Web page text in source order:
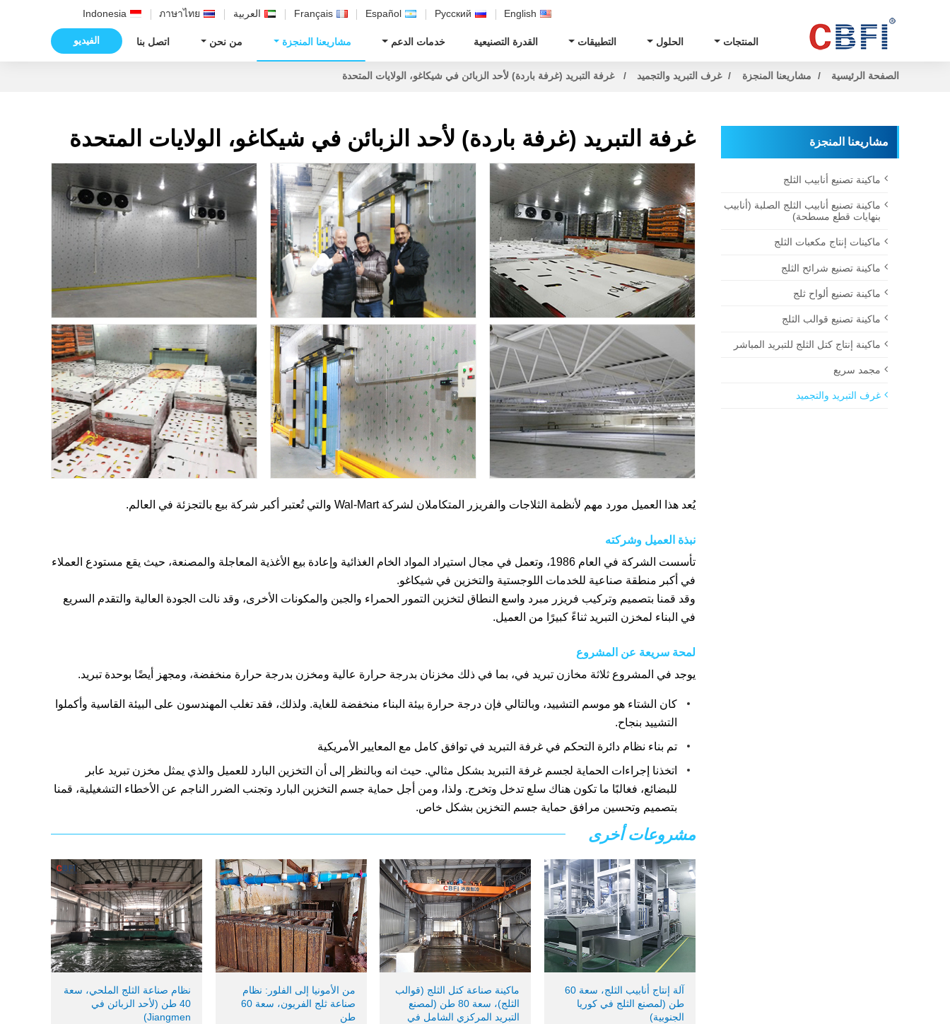
English
Русский
Español
Français العربية ภาษาไทย
Indonesia
المنتجات الحلول التطبيقات القدرة التصنيعية خدمات الدعم مشاريعنا المنجزة من نحن اتصل بنا الفيديو
الصفحة الرئيسية مشاريعنا المنجزة غرف التبريد والتجميد غرفة التبريد (غرفة باردة) لأحد الزبائن في شيكاغو، الولايات المتحدة
غرفة التبريد (غرفة باردة) لأحد الزبائن في شيكاغو، الولايات المتحدة
يُعد هذا العميل مورد مهم لأنظمة الثلاجات والفريزر المتكاملان لشركة Wal-Mart والتي تُعتبر أكبر شركة بيع بالتجزئة في العالم.
نبذة العميل وشركته
تأسست الشركة في العام 1986، وتعمل في مجال استيراد المواد الخام الغذائية وإعادة بيع الأغذية المعاجلة والمصنعة، حيث يقع مستودع العملاء
في أكبر منطقة صناعية للخدمات اللوجستية والتخزين في شيكاغو.
وقد قمنا بتصميم وتركيب فريزر مبرد واسع النطاق لتخزين التمور الحمراء والجبن والمكونات الأخرى، وقد نالت الجودة العالية والتقدم السريع
في البناء لمخزن التبريد ثناءً كبيرًا من العميل.
لمحة سريعة عن المشروع
يوجد في المشروع ثلاثة مخازن تبريد في، بما في ذلك مخزنان بدرجة حرارة عالية ومخزن بدرجة حرارة منخفضة، ومجهز أيضًا بوحدة تبريد.
كان الشتاء هو موسم التشييد، وبالتالي فإن درجة حرارة بيئة البناء منخفضة للغاية. ولذلك، فقد تغلب المهندسون على البيئة القاسية وأكملوا
التشييد بنجاح.
تم بناء نظام دائرة التحكم في غرفة التبريد في توافق كامل مع المعايير الأمريكية
اتخذنا إجراءات الحماية لجسم غرفة التبريد بشكل مثالي. حيث انه وبالنظر إلى أن التخزين البارد للعميل والذي يمثل مخزن تبريد عابر
للبضائع، فغالبًا ما تكون هناك سلع تدخل وتخرج. ولذا، ومن أجل حماية جسم التخزين البارد وتجنب الضرر الناجم عن الأخطاء التشغيلية، قمنا
بتصميم وتحسين مرافق حماية جسم التخزين بشكل خاص.
مشروعات أخرى
آلة إنتاج أنابيب الثلج، سعة 60
طن (لمصنع الثلج في كوريا
الجنوبية)
ماكينة صناعة كتل الثلج (قوالب
الثلج)، سعة 80 طن (لمصنع
التبريد المركزي الشامل في
من الأمونيا إلى الفلور: نظام
صناعة ثلج الفريون، سعة 60
طن
نظام صناعة الثلج الملحي، سعة
40 طن (لأحد الزبائن في
Jiangmen)
مشاريعنا المنجزة
ماكينة تصنيع أنابيب الثلج
ماكينة تصنيع أنابيب الثلج الصلبة (أنابيب
بنهايات قطع مسطحة)
ماكينات إنتاج مكعبات الثلج
ماكينة تصنيع شرائح الثلج
ماكينة تصنيع ألواح ثلج
ماكينة تصنيع قوالب الثلج
ماكينة إنتاج كتل الثلج للتبريد المباشر
مجمد سريع
غرف التبريد والتجميد